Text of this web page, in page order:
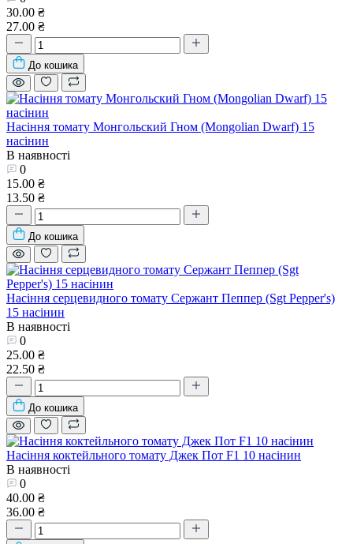
30.00 ₴
27.00 ₴
До кошика
Насіння томату Монгольский Гном (Mongolian Dwarf) 15
насінин
В наявності
0
15.00 ₴
13.50 ₴
До кошика
Насіння серцевидного томату Сержант Пеппер (Sgt Pepper's)
15 насінин
В наявності
0
25.00 ₴
22.50 ₴
До кошика
Насіння коктейльного томату Джек Пот F1 10 насінин
В наявності
0
40.00 ₴
36.00 ₴